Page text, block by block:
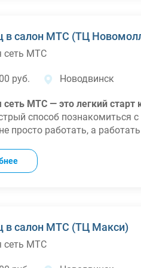
90/60 + есть
6/1 по 11 часов + 1 час на
билеты на объект и с
питание 3-ех разовое;
проживание в
выдается спец.одежда.
в салон МТС (ТЦ
сеть МТС
руб. Новодвинск
сеть МТС — это легкий
способ познакомиться
просто работать, а
оклад +
премия в первые 2
обучение,
рост в любом подразделении
Дополнительные
в салон МТС (ТЦ Макси)
сеть МТС